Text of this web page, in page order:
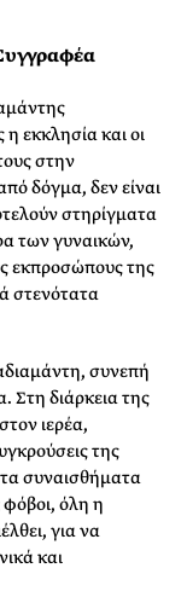
εκκλησία και οι
στην
δόγμα, δεν είναι
στηρίγματα
των γυναικών,
εκπροσώπους της
στενότατα
συνεπή
Στη διάρκεια της
ιερέα,
της
συναισθήματα
φόβοι, όλη η
για να
και